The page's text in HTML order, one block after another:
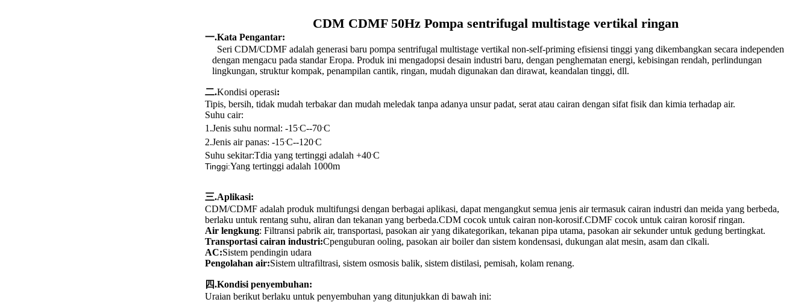
CDM CDMF 50Hz Pompa sentrifugal multistage vertikal ringan
一.Kata Pengantar:
Seri CDM/CDMF adalah generasi baru pompa sentrifugal multistage vertikal non-self-priming efisiensi tinggi yang dikembangkan secara independen
dengan mengacu pada standar Eropa. Produk ini mengadopsi desain industri baru, dengan penghematan energi, kebisingan rendah, perlindungan
lingkungan, struktur kompak, penampilan cantik, ringan, mudah digunakan dan dirawat, keandalan tinggi, dll.
二.Kondisi operasi:
Tipis, bersih, tidak mudah terbakar dan mudah meledak tanpa adanya unsur padat, serat atau cairan dengan sifat fisik dan kimia terhadap air.
Suhu cair:
1.Jenis suhu normal: -15.C--70.C
2.Jenis air panas: -15C--120C
Suhu sekitar:Tdia yang tertinggi adalah +40C
Tinggi:Yang tertinggi adalah 1000m
三.Aplikasi:
CDM/CDMF adalah produk multifungsi dengan berbagai aplikasi, dapat mengangkut semua jenis air termasuk cairan industri dan meida yang berbeda,
berlaku untuk rentang suhu, aliran dan tekanan yang berbeda.CDM cocok untuk cairan non-korosif.CDMF cocok untuk cairan korosif ringan.
Air lengkung: Filtransi pabrik air, transportasi, pasokan air yang dikategorikan, tekanan pipa utama, pasokan air sekunder untuk gedung bertingkat.
Transportasi cairan industri:Cpenguburan ooling, pasokan air boiler dan sistem kondensasi, dukungan alat mesin, asam dan clkali.
AC:Sistem pendingin udara
Pengolahan air:Sistem ultrafiltrasi, sistem osmosis balik, sistem distilasi, pemisah, kolam renang.
四.Kondisi penyembuhan:
Uraian berikut berlaku untuk penyembuhan yang ditunjukkan di bawah ini: